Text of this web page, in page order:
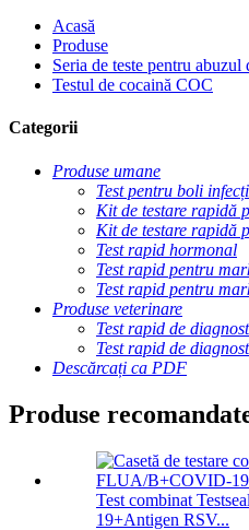
Acasă
Produse
Seria de teste pentru abuzul
Testul de cocaină COC
Categorii
Produse umane
Test pentru boli
Kit de testare rapidă
Kit de testare rapidă
Test rapid hormonal
Test rapid pentru
Test rapid pentru
Produse veterinare
Test rapid de
Test rapid de
Descărcați ca PDF
Produse
Test combinat
19+Antigen RSV...